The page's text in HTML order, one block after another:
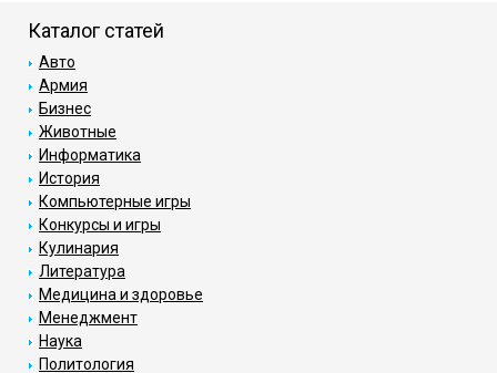
Каталог статей
Авто
Армия
Бизнес
Животные
Информатика
История
Компьютерные игры
Конкурсы и игры
Кулинария
Литература
Медицина и здоровье
Менеджмент
Наука
Политология